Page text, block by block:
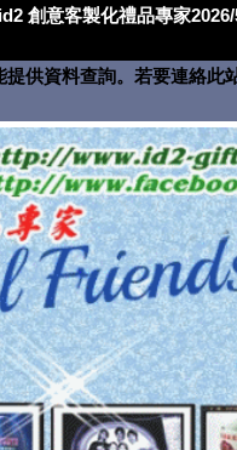
創意客製化禮品專家
提供資料查詢。若要連絡此